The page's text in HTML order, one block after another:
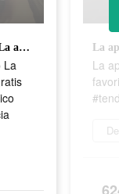
#dúo con @shinchandelbarrio La app se llama CRIPTOO y es gratis #app #privacidad #toxica #toxico #chatprivado #trend #tendencia #viral #fyp #parati
La
La